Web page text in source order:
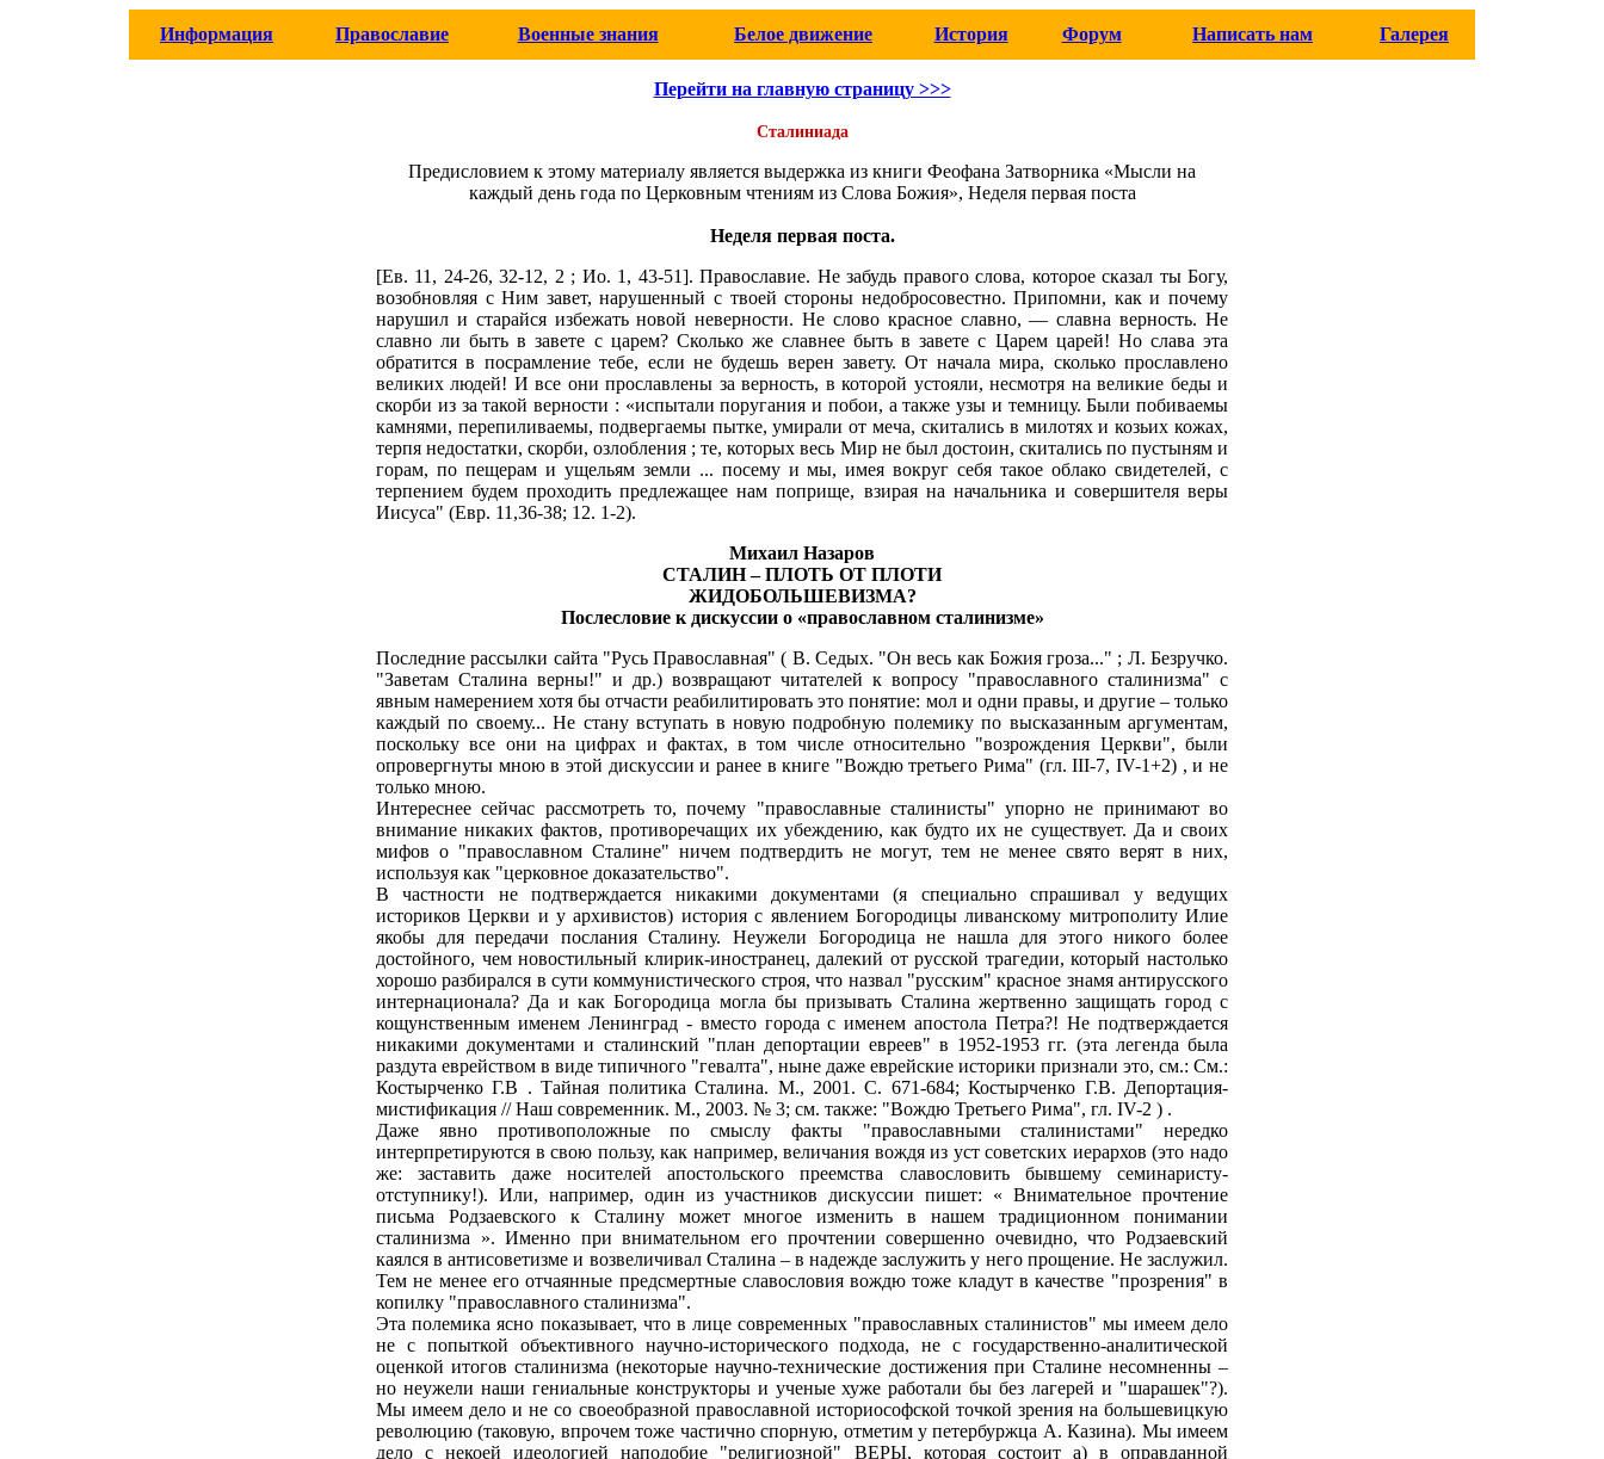
Информация Православие Военные знания Белое движение История Форум Написать нам Галерея
Перейти на главную страницу >>>
Сталиниада
Предисловием к этому материалу является выдержка из книги Феофана Затворника «Мысли на
каждый день года по Церковным чтениям из Слова Божия», Неделя первая поста
Неделя первая поста.
[Ев. 11, 24-26, 32-12, 2 ; Ио. 1, 43-51]. Православие. Не забудь правого слова, которое сказал ты Богу,
возобнов­ляя с Ним завет, нарушенный с твоей стороны недобросовестно. Припомни, как и почему
нарушил и старайся избежать новой неверности. Не слово красное славно, — славна верность. Не
славно ли быть в завете с царем? Сколько же славнее быть в завете с Царем царей! Но слава эта
обратится в посрамление тебе, если не будешь верен завету. От начала мира, сколько прославлено
великих людей! И все они прославлены за верность, в которой устояли, несмотря на великие беды и
скорби из за такой верности : «испытали поругания и побои, а также узы и темницу. Были побиваемы
камнями, перепиливаемы, подвергаемы пытке, умирали от меча, скитались в милотях и козьих кожах,
терпя недостатки, скорби, озлобления ; те, которых весь Мир не был достоин, скитались по пустыням и
горам, по пещерам и ущельям земли ... посему и мы, имея вокруг себя такое облако свидетелей, с
терпением будем проходить предлежащее нам поприще, взирая на начальника и совершителя веры
Иисуса" (Евр. 11,36-38; 12. 1-2).
Михаил Назаров
СТАЛИН – ПЛОТЬ ОТ ПЛОТИ
ЖИДОБОЛЬШЕВИЗМА?
Послесловие к дискуссии о «православном сталинизме»
Последние рассылки сайта "Русь Православная" ( В. Седых. "Он весь как Божия гроза..." ; Л. Безручко.
"Заветам Сталина верны!" и др.) возвращают читателей к вопросу "православного сталинизма" с
явным намерением хотя бы отчасти реабилитировать это понятие: мол и одни правы, и другие – только
каждый по своему... Не стану вступать в новую подробную полемику по высказанным аргументам,
поскольку все они на цифрах и фактах, в том числе относительно "возрождения Церкви", были
опровергнуты мною в этой дискуссии и ранее в книге "Вождю третьего Рима" (гл. III-7, IV-1+2) , и не
только мною.
Интереснее сейчас рассмотреть то, почему "православные сталинисты" упорно не принимают во
внимание никаких фактов, противоречащих их убеждению, как будто их не существует. Да и своих
мифов о "православном Сталине" ничем подтвердить не могут, тем не менее свято верят в них,
используя как "церковное доказательство".
В частности не подтверждается никакими документами (я специально спрашивал у ведущих
историков Церкви и у архивистов) история с явлением Богородицы ливанскому митрополиту Илие
якобы для передачи послания Сталину. Неужели Богородица не нашла для этого никого более
достойного, чем новостильный клирик-иностранец, далекий от русской трагедии, который настолько
хорошо разбирался в сути коммунистического строя, что назвал "русским" красное знамя антирусского
интернационала? Да и как Богородица могла бы призывать Сталина жертвенно защищать город с
кощунственным именем Ленинград - вместо города с именем апостола Петра?! Не подтверждается
никакими документами и сталинский "план депортации евреев" в 1952-1953 гг. (эта легенда была
раздута еврейством в виде типичного "гевалта", ныне даже еврейские историки признали это, см.: См.:
Костырченко Г.В . Тайная политика Сталина. М., 2001. С. 671-684; Костырченко Г.В. Депортация-
мистификация // Наш современник. М., 2003. № 3; см. также: "Вождю Третьего Рима", гл. IV-2 ) .
Даже явно противоположные по смыслу факты "православными сталинистами" нередко
интерпретируются в свою пользу, как например, величания вождя из уст советских иерархов (это надо
же: заставить даже носителей апостольского преемства славословить бывшему семинаристу-
отступнику!). Или, например, один из участников дискуссии пишет: « Внимательное прочтение
письма Родзаевского к Сталину может многое изменить в нашем традиционном понимании
сталинизма ». Именно при внимательном его прочтении совершенно очевидно, что Родзаевский
каялся в антисоветизме и возвеличивал Сталина – в надежде заслужить у него прощение. Не заслужил.
Тем не менее его отчаянные предсмертные славословия вождю тоже кладут в качестве "прозрения" в
копилку "православного сталинизма".
Эта полемика ясно показывает, что в лице современных "православных сталинистов" мы имеем дело
не с попыткой объективного научно-исторического подхода, не с государственно-аналитической
оценкой итогов сталинизма (некоторые научно-технические достижения при Сталине несомненны –
но неужели наши гениальные конструкторы и ученые хуже работали бы без лагерей и "шарашек"?).
Мы имеем дело и не со своеобразной православной историософской точкой зрения на большевицкую
революцию (таковую, впрочем тоже частично спорную, отметим у петербуржца А. Казина). Мы имеем
дело с некоей идеологией наподобие "религиозной" ВЕРЫ, которая состоит а) в оправданной